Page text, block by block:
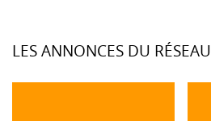
LES ANNONCES DU RÉSEAU